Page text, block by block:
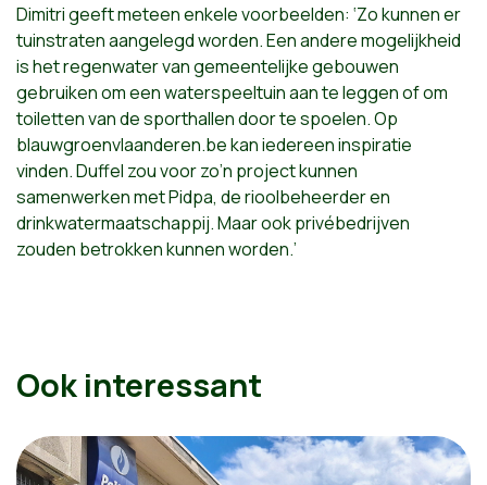
Dimitri geeft meteen enkele voorbeelden: ‘Zo kunnen er
tuinstraten aangelegd worden. Een andere mogelijkheid
is het regenwater van gemeentelijke gebouwen
gebruiken om een waterspeeltuin aan te leggen of om
toiletten van de sporthallen door te spoelen. Op
blauwgroenvlaanderen.be kan iedereen inspiratie
vinden. Duffel zou voor zo’n project kunnen
samenwerken met Pidpa, de rioolbeheerder en
drinkwatermaatschappij. Maar ook privébedrijven
zouden betrokken kunnen worden.’
Ook interessant